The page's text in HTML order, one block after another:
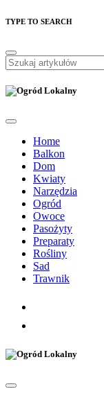
TYPE TO SEARCH
Home
Balkon
Dom
Kwiaty
Narzędzia
Ogród
Owoce
Pasożyty
Preparaty
Rośliny
Sad
Trawnik